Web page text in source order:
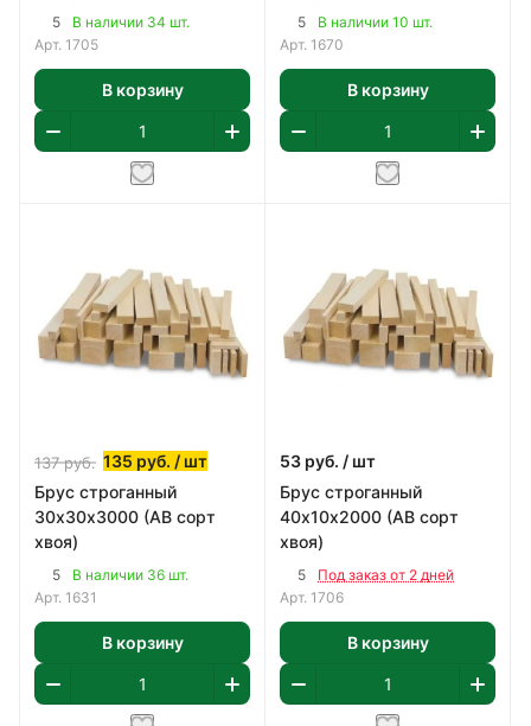
5
В наличии 34 шт.
Арт. 1705
В корзину
5
В наличии 10 шт.
Арт. 1670
В корзину
137руб. 135 руб. / шт
Брус строганный
30х30х3000 (АВ сорт
хвоя)
5
В наличии 36 шт.
Арт. 1631
В корзину
53 руб. / шт
Брус строганный
40х10х2000 (АВ сорт
хвоя)
5
Под заказ от 2 дней
Арт. 1706
В корзину